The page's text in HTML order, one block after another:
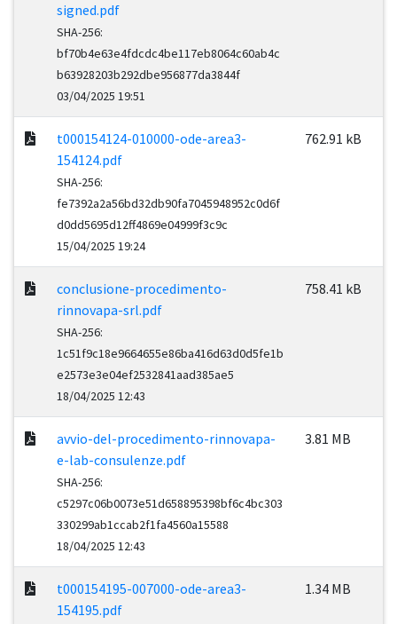
signed.pdf
SHA-256:
bf70b4e63e4fdcdc4be117eb8064c60ab4c
b63928203b292dbe956877da3844f
03/04/2025 19:51
t000154124-010000-ode-area3-
154124.pdf
SHA-256:
fe7392a2a56bd32db90fa7045948952c0d6f
d0dd5695d12ff4869e04999f3c9c
15/04/2025 19:24
762.91 kB
conclusione-procedimento-
rinnovapa-srl.pdf
SHA-256:
1c51f9c18e9664655e86ba416d63d0d5fe1b
e2573e3e04ef2532841aad385ae5
18/04/2025 12:43
758.41 kB
avvio-del-procedimento-rinnovapa-
e-lab-consulenze.pdf
SHA-256:
c5297c06b0073e51d658895398bf6c4bc303
330299ab1ccab2f1fa4560a15588
18/04/2025 12:43
3.81 MB
t000154195-007000-ode-area3-
154195.pdf
1.34 MB